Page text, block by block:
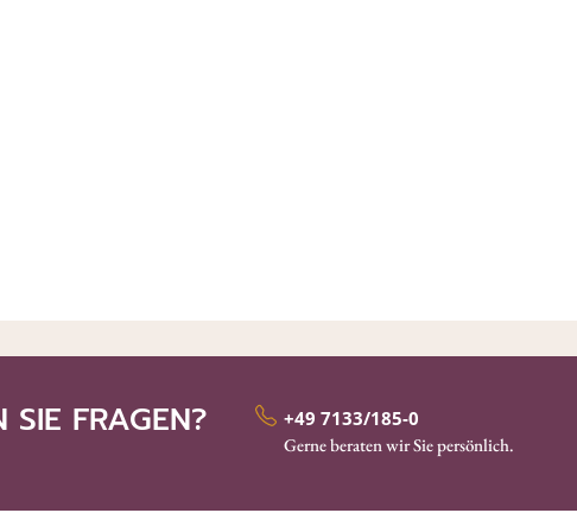
SIE FRAGEN? +49 7133/185-0
Gerne beraten wir Sie persönlich.